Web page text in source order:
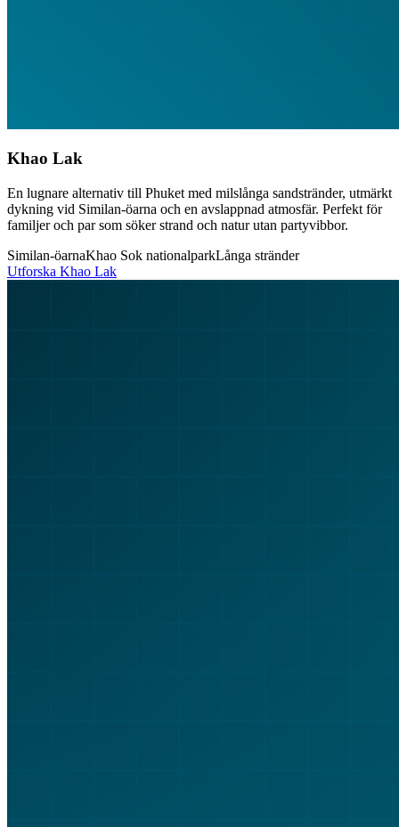
Khao Lak
En lugnare alternativ till Phuket med milslånga sandstränder, utmärkt
dykning vid Similan-öarna och en avslappnad atmosfär. Perfekt för
familjer och par som söker strand och natur utan partyvibbor.
Similan-öarnaKhao Sok nationalparkLånga stränder
Utforska Khao Lak